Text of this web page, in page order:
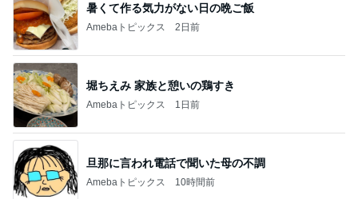
暑くて作る気力がない日の晩ご飯
Amebaトピックス 2日前
堀ちえみ 家族と憩いの鶏すき
Amebaトピックス 1日前
旦那に言われ電話で聞いた母の不調
Amebaトピックス 10時間前